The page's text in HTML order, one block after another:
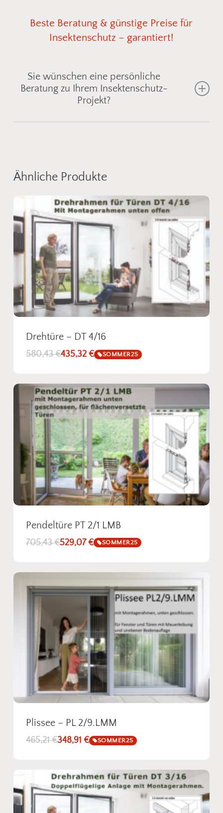
Beste Beratung & günstige Preise für
Insektenschutz – garantiert!
Sie wünschen eine persönliche
Beratung zu Ihrem Insektenschutz-
Projekt?
Einbausituation. Senden Sie uns einfach ein Foto
vom gewünschten Bereich, und wir zeigen Ihnen
geeigneteFliegengitteroderSpannrahmen aus
unserem Sortiment. So einfach kann
Insektenschutz sein!
Fotos senden
Ähnliche Produkte
Drehtüre – DT 4/16
580,43€435,32 € SOMMER25
Pendeltüre PT 2/1 LMB
705,43€529,07€ SOMMER25
Plissee – PL 2/9.LMM
465,21€348,91 € SOMMER25